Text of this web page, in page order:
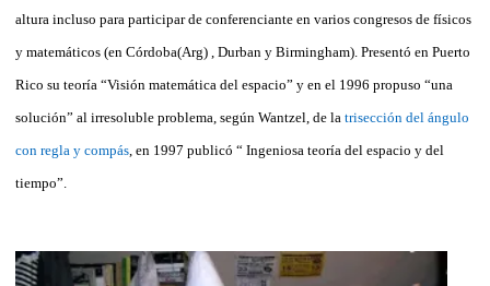
altura incluso para participar de conferenciante en varios congresos de físicos
y matemáticos (en Córdoba(Arg) , Durban y Birmingham). Presentó en Puerto
Rico su teoría “Visión matemática del espacio” y en el 1996 propuso “una
solución” al irresoluble problema, según Wantzel, de la trisección del ángulo
con regla y compás , en 1997 publicó “ Ingeniosa teoría del espacio y del
tiempo”.